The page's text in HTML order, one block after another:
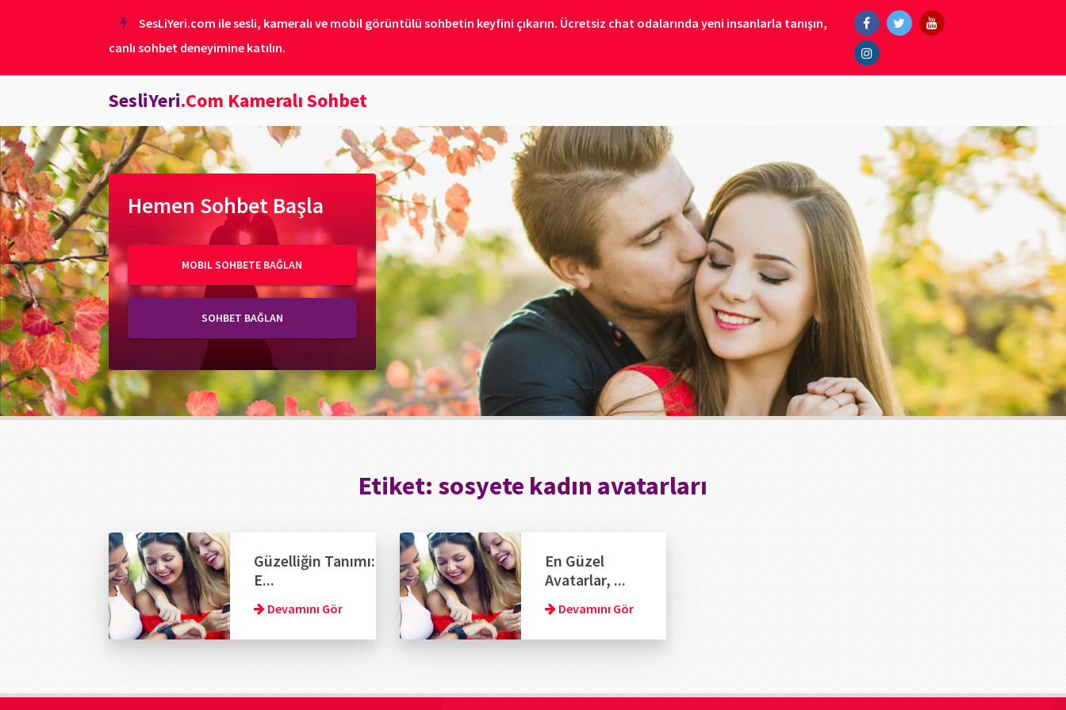
SesLiYeri.com ile sesli, kameralı ve mobil görüntülü sohbetin keyfini çıkarın. Ücretsiz chat odalarında yeni insanlarla tanışın,
canlı sohbet deneyimine katılın.
SesliYeri.Com Kameralı Sohbet
Hemen Sohbet Başla
MOBIL SOHBETE BAĞLAN
SOHBET BAĞLAN
Etiket: sosyete kadın avatarları
Güzelliğin Tanımı:
E...
Devamını Gör
En Güzel
Avatarlar, ...
Devamını Gör